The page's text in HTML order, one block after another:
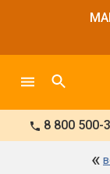
8 800 500-
«